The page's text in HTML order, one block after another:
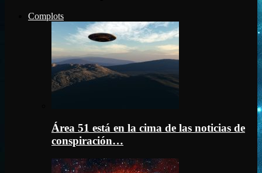
Complots
Área 51 está en la cima de las noticias de
conspiración…